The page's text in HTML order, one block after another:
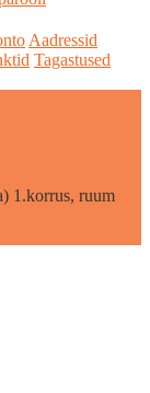
Aadressid
Tagastused
1.korrus, ruum